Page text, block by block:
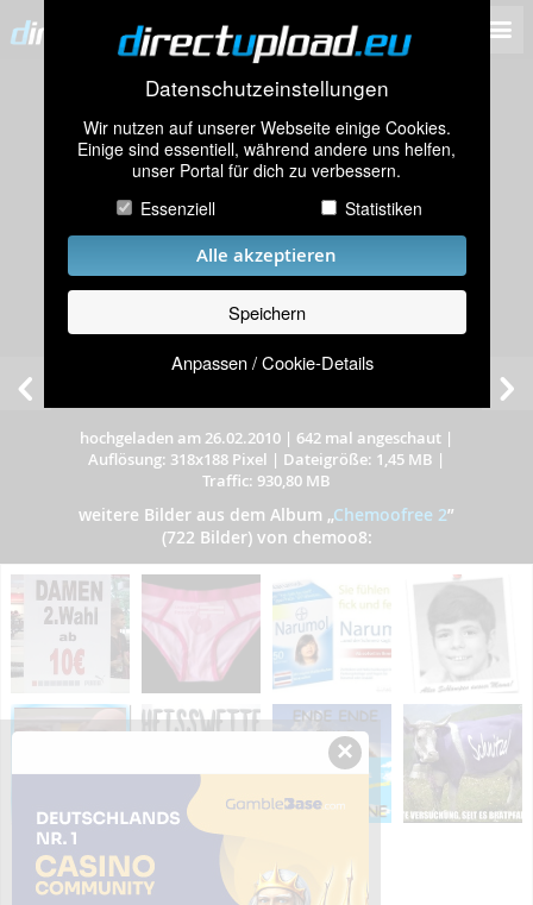
Datenschutzeinstellungen
Wir nutzen auf unserer Webseite einige Cookies.
Einige sind essentiell, während andere uns helfen,
unser Portal für dich zu verbessern.
Essenziell
Statistiken
Alle akzeptieren
Speichern
Anpassen / Cookie-Details
hochgeladen am 26.02.2010 | 642 mal angeschaut |
Auflösung: 318x188 Pixel | Dateigröße: 1,45 MB |
Traffic: 930,80 MB
weitere Bilder aus dem Album „Chemoofree 2”
(722 Bilder) von chemoo8:
×